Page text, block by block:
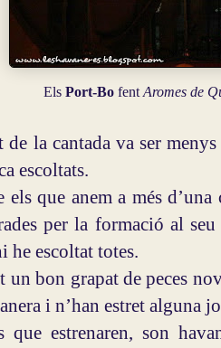
ElsPort-Bo fentAromes de
de la cantada va ser
escoltats.
que anem a més
per la formació al
he escoltat totes.
un bon grapat de peces
i n’han estret alguna
que estrenaren, son